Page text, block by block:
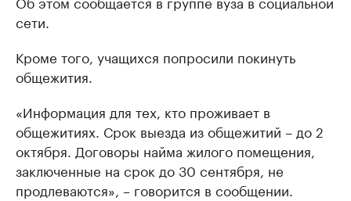
сети.
Кроме того, учащихся попросили покинуть
общежития.
«Информация для тех, кто проживает в
общежитиях. Срок выезда из общежитий – до 2
октября. Договоры найма жилого помещения,
заключенные на срок до 30 сентября, не
продлеваются», – говорится в сообщении.